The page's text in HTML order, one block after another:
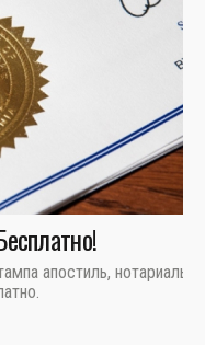
апостиль,